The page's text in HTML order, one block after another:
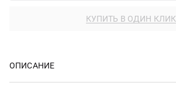
КУПИТЬ В ОДИН КЛИК
ОПИСАНИЕ